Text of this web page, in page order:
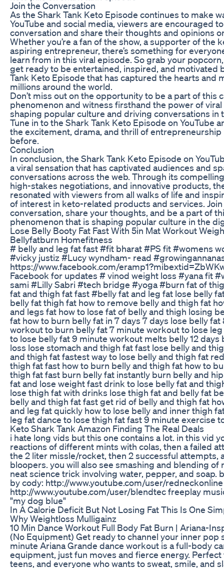
Join the Conversation
As the Shark Tank Keto Episode continues to make
YouTube and social media, viewers are encouraged
conversation and share their thoughts and opinions
Whether you’re a fan of the show, a supporter of the
aspiring entrepreneur, there’s something for
learn from in this viral episode. So grab your
get ready to be entertained, inspired, and motivated
Tank Keto Episode that has captured the hearts and
millions around the world.
Don’t miss out on the opportunity to be a part of this
phenomenon and witness firsthand the power of
shaping popular culture and driving conversations in
Tune in to the Shark Tank Keto Episode on YouTube
the excitement, drama, and thrill of entrepreneurship
before.
Conclusion
In conclusion, the Shark Tank Keto Episode on
a viral sensation that has captivated audiences and
conversations across the web. Through its
high-stakes negotiations, and innovative products,
resonated with viewers from all walks of life and
of interest in keto-related products and services.
conversation, share your thoughts, and be a part of
phenomenon that is shaping popular culture in the
Lose Belly Booty Fat Fast With 5in Mat Workout
Bellyfatburn Homefitness
# belly and leg fat fast #fit bharat #PS fit #womens
#vicky justiz #Lucy wyndham- read
https://www.facebook.com/
Facebook for updates # vinod weight loss #yana fit
sami #Lilly Sabri #tech bridge #yoga #burn fat of
fat and thigh fat fast #belly fat and leg fat lose belly
belly fat thigh fat how to remove belly and thigh fat
and legs fat how to lose fat of belly and thigh losing
fat how to burn belly fat in 7 days 7 days lose belly fat
workout to burn belly fat 7 minute workout to lose
to lose belly fat 9 minute workout melts belly 12 days
loss lose stomach and thigh fat fast lose belly and
and thigh fat fastest way to lose belly and thigh fat
thigh fat fast how to burn belly and thigh fat how to
thigh fat fast burn belly fat instantly burn belly and
fat and lose weight fast drink to lose belly fat and
lose thigh fat with drinks lose thigh fat and belly fat
belly and thigh fat fast get rid of belly and thigh fat
and leg fat quickly how to lose belly and inner thigh
leg fat dance to lose thigh fat fast 9 minute exercise
Keto Shark Tank Amazon Finding The Real Deals
i hate long vids but this one contains a lot. in this vid
reactions of different mints with colas, then a failed
the 2 liter missle/rocket, then 2 successful attempts,
bloopers. you will also see smashing and blending of
neat science trick involving water, pepper, and soap.
by cody: http://www.youtube.com/user/
http://www.youtube.com/user/blendtec freeplay
"my dog blue"
In A Calorie Deficit But Not Losing Fat This Is One
Why Weightloss Mulligainz
10 Min Dance Workout Full Body Fat Burn | Ariana-
(No Equipment) Get ready to channel your inner pop
minute Ariana Grande dance workout is a full-body
equipment, just fun moves and fierce energy.
teens, and everyone who wants to sweat, smile, and